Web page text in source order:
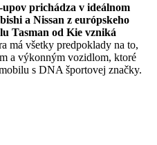
prichádza v ideálnom
a Nissan z európskeho
Tasman od Kie vzniká
má všetky predpoklady na to,
a výkonným vozidlom, ktoré
s DNA športovej značky.